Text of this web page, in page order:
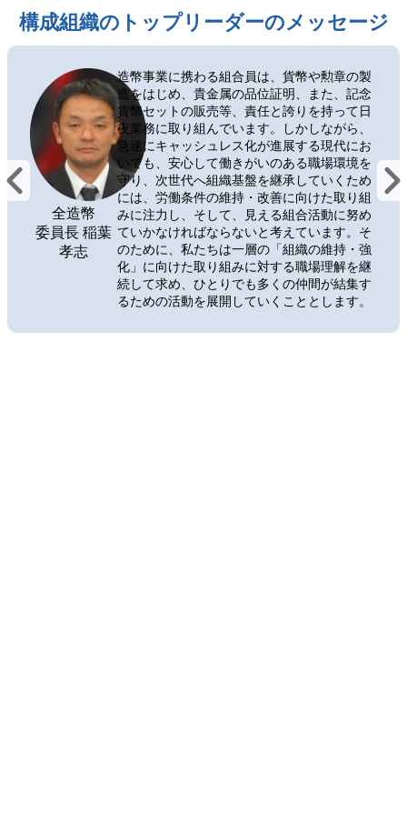
構成組織のトップリーダーのメッセージ
全造幣
委員長 稲葉
孝志
造幣事業に携わる組合員は、貨幣や勲章の製
造をはじめ、貴金属の品位証明、また、記念
貨幣セットの販売等、責任と誇りを持って日
夜業務に取り組んでいます。しかしながら、
急速にキャッシュレス化が進展する現代にお
いても、安心して働きがいのある職場環境を
守り、次世代へ組織基盤を継承していくため
には、労働条件の維持・改善に向けた取り組
みに注力し、そして、見える組合活動に努め
ていかなければならないと考えています。そ
のために、私たちは一層の「組織の維持・強
化」に向けた取り組みに対する職場理解を継
続して求め、ひとりでも多くの仲間が結集す
るための活動を展開していくこととします。